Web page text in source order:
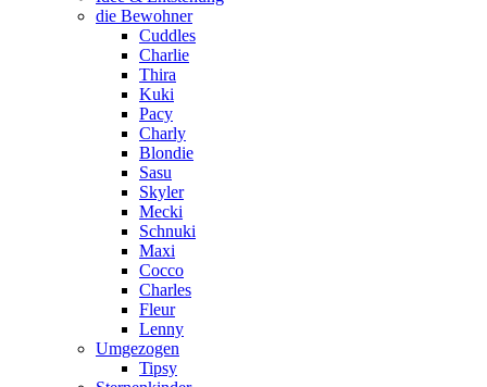
die Bewohner
Cuddles
Charlie
Thira
Kuki
Pacy
Charly
Blondie
Sasu
Skyler
Mecki
Schnuki
Maxi
Cocco
Charles
Fleur
Lenny
Umgezogen
Tipsy